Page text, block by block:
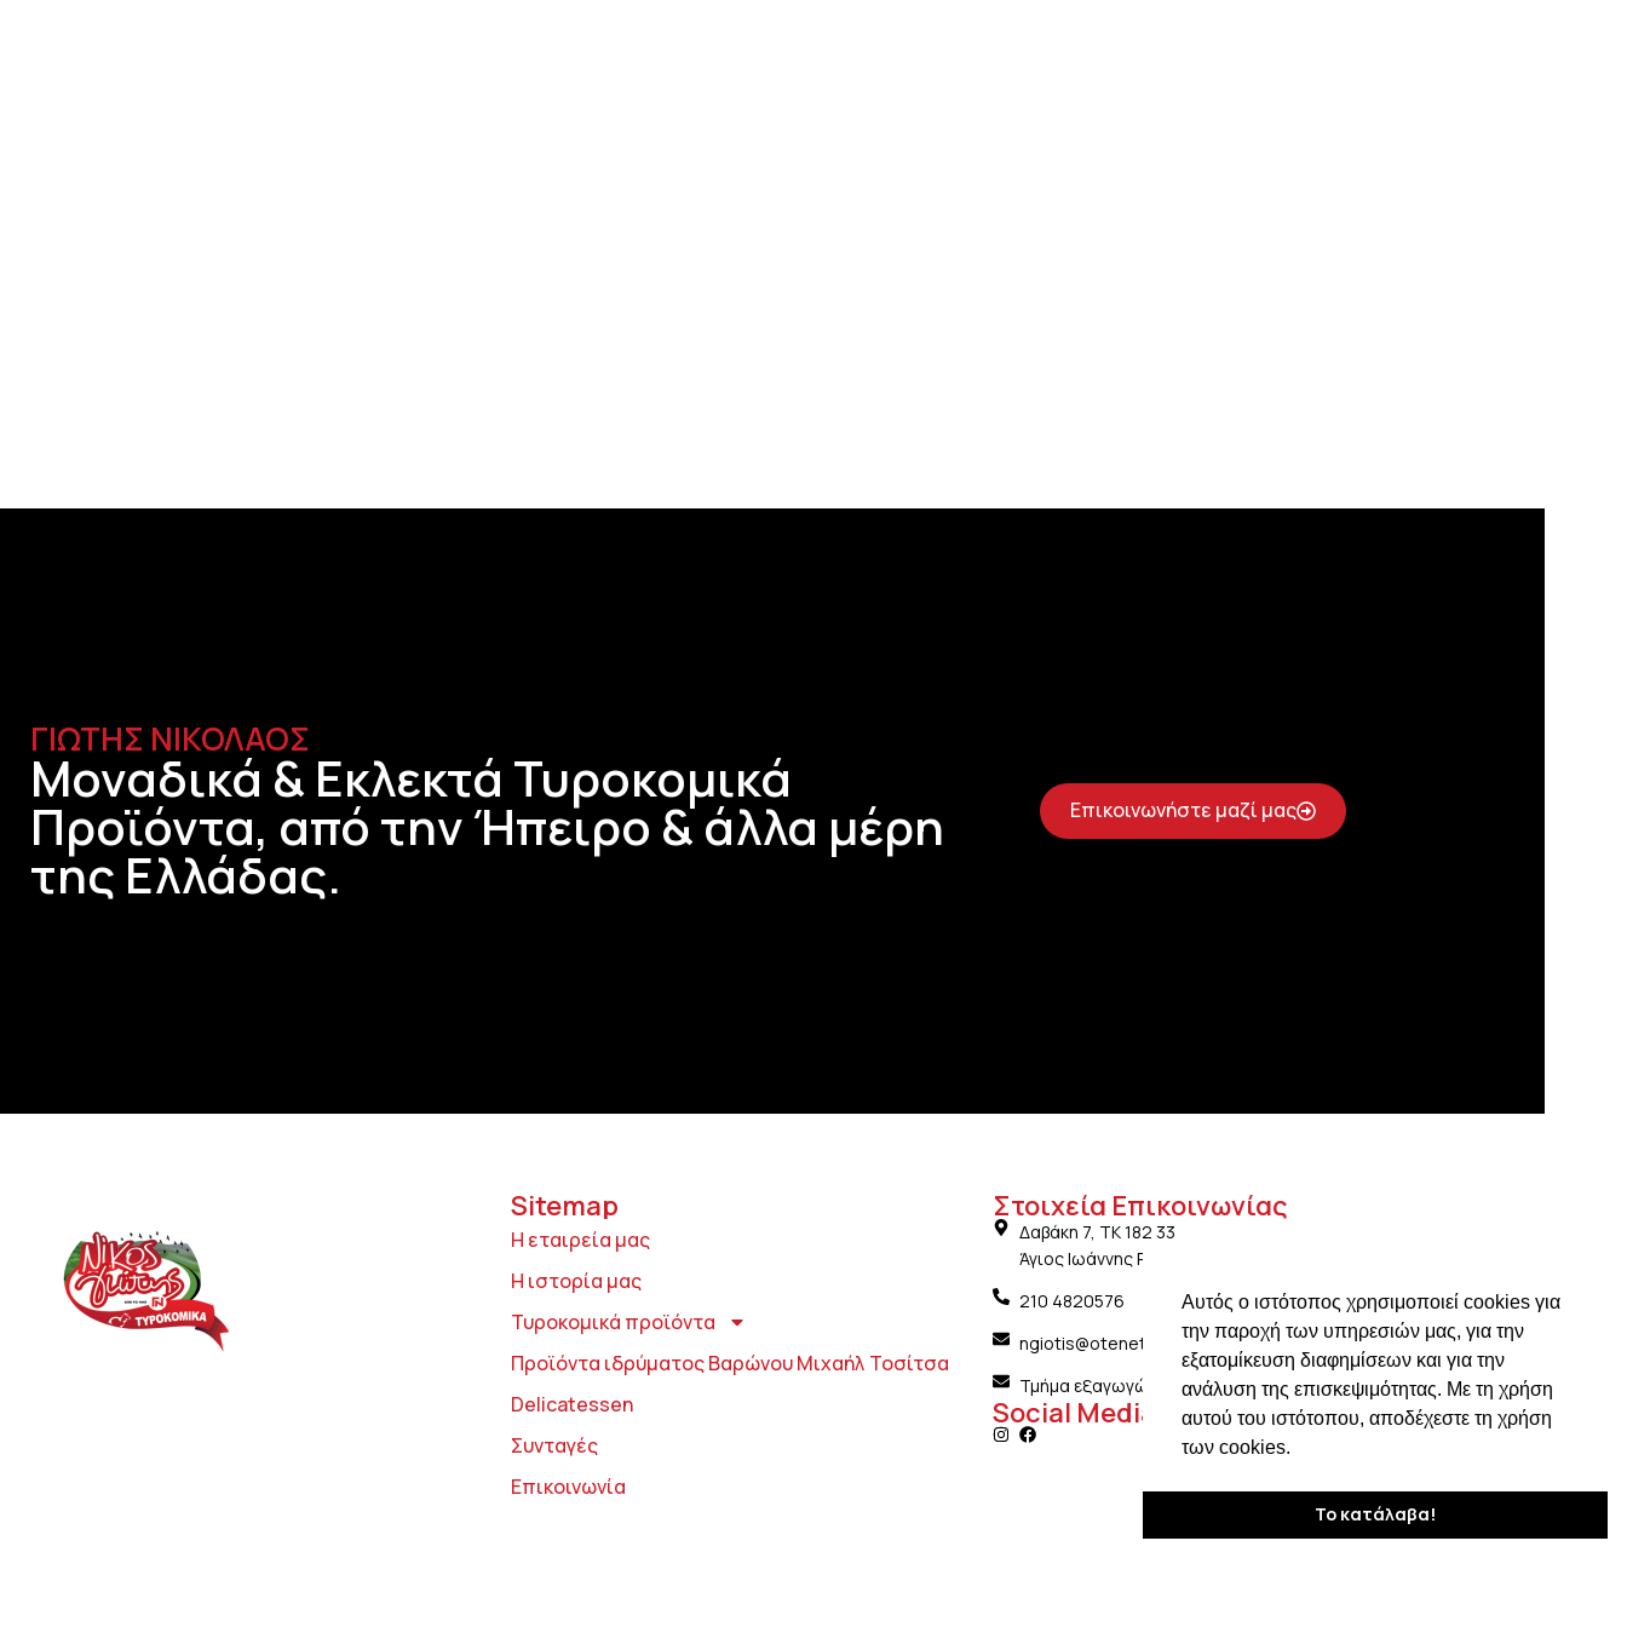
Αυτός ο ιστότοπος χρησιμοποιεί cookies για
την παροχή των υπηρεσιών μας, για την
εξατομίκευση διαφημίσεων και για την
ανάλυση της επισκεψιμότητας. Με τη χρήση
αυτού του ιστότοπου, αποδέχεστε τη χρήση
των cookies.
Το κατάλαβα!
ΓΙΩΤΗΣ ΝΙΚΟΛΑΟΣ
Μοναδικά & Εκλεκτά Τυροκομικά
Προϊόντα, από την Ήπειρο & άλλα μέρη
της Ελλάδας.
Επικοινωνήστε μαζί μας
Sitemap
Η εταιρεία μας
Η ιστορία μας
Τυροκομικά προϊόντα
Προϊόντα ιδρύματος Βαρώνου Μιχαήλ Τοσίτσα
Delicatessen
Συνταγές
Επικοινωνία
Στοιχεία Επικοινωνίας
Δαβάκη 7, ΤΚ 182 33
Άγιος Ιωάννης Ρέντης Αττικής
210 4820576
ngiotis@otenet.gr
Τμήμα εξαγωγών: ngiotis.ike@gmail.com
Social Media